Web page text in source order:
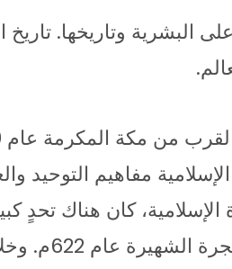
البشرية وتاريخها.
مفاهيم التوحيد
الإسلامية، كان هناك
الدعوة